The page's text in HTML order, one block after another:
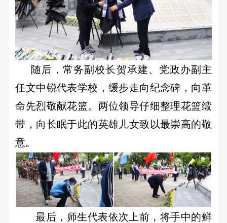
贤
纳
士
校
园
随后，常务副校长贺承建、党政办副主
任文中锐代表学校，缓步走向纪念碑，向革
命先烈敬献花篮。两位领导仔细整理花篮缎
带，向长眠于此的英雄儿女致以最崇高的敬
意。
最后，师生代表依次上前，将手中的鲜